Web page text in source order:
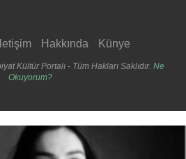
İletişim Hakkında Künye
Kültür Portalı - Tüm Hakları Saklıdır. Ne
Okuyorum?